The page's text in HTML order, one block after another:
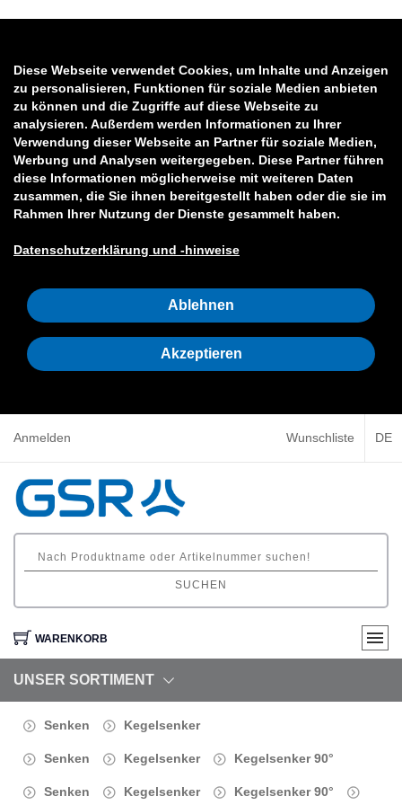
Diese Webseite verwendet Cookies, um Inhalte und Anzeigen
zu personalisieren, Funktionen für soziale Medien anbieten
zu können und die Zugriffe auf diese Webseite zu
analysieren. Außerdem werden Informationen zu Ihrer
Verwendung dieser Webseite an Partner für soziale Medien,
Werbung und Analysen weitergegeben. Diese Partner führen
diese Informationen möglicherweise mit weiteren Daten
zusammen, die Sie ihnen bereitgestellt haben oder die sie im
Rahmen Ihrer Nutzung der Dienste gesammelt haben.
Datenschutzerklärung und -hinweise
Ablehnen
Akzeptieren
Anmelden Wunschliste DE
SUCHEN
WARENKORB
UNSER SORTIMENT
Senken Kegelsenker
Senken Kegelsenker Kegelsenker 90°
Senken Kegelsenker
Kegelsenker 90°